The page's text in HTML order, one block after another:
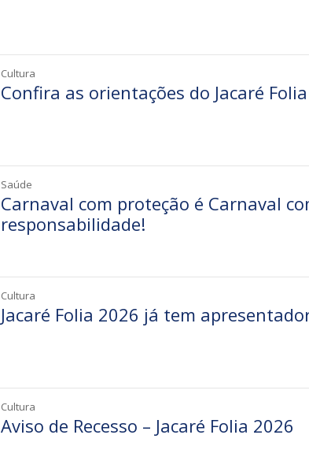
Cultura
Confira as orientações do Jacaré
Saúde
Carnaval com proteção é Carnaval
responsabilidade!
Cultura
Jacaré Folia 2026 já tem
Cultura
Aviso de Recesso – Jacaré Folia 2026